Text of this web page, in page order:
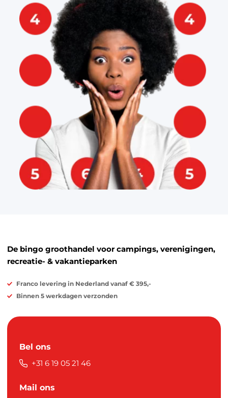
De bingo groothandel voor campings, verenigingen,
recreatie- & vakantieparken
Franco levering in Nederland vanaf € 395,-
Binnen 5 werkdagen verzonden
Bel ons
+31 6 19 05 21 46
Mail ons